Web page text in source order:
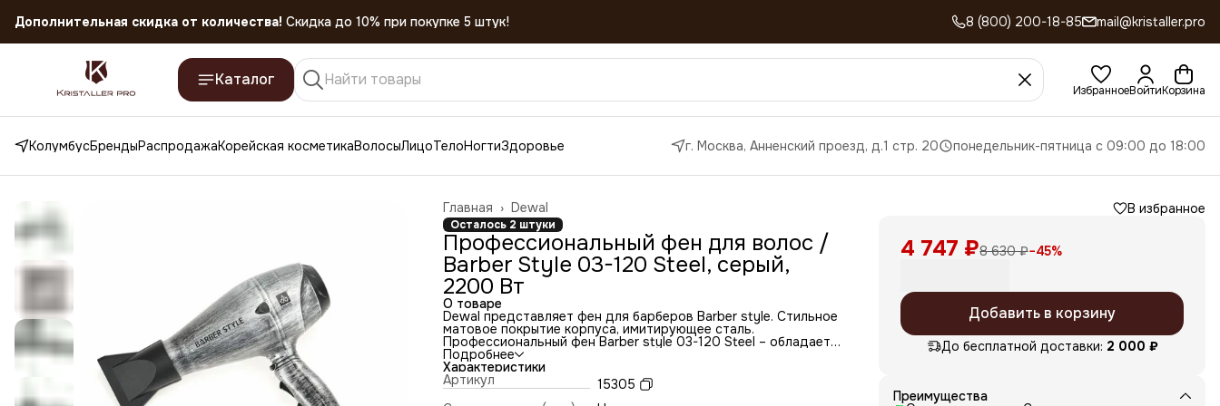
Скидка 45% на все товары до 31.07.2026
8 (800) 200-18-85 mail@kristaller.pro
Каталог
ИзбранноеВойтиКорзина
КолумбусБрендыРаспродажаКорейская косметикаВолосыЛицоТелоНогтиЗдоровье г. Москва, Анненский проезд, д.1 стр. 20 понедельник-пятница с 09:00 до 18:00
Dewal
Главная ›
Осталось 2 штуки
Профессиональный фен для волос /
Barber Style 03-120 Steel, серый,
2200 Вт
О товаре
Dewal представляет фен для барберов Barber style. Стильное
матовое покрытие корпуса, имитирующее сталь.
Профессиональный фен Barber style 03-120 Steel – обладает
маневренностью и большой мощностью, поэтому идеально
подходит для работы в салоне. Благодаря универсальному
размеру фен подходит как для женской, так и для мужской
руки. Ручка фена немного отклонена назад, что улучшает
Подробнее
Характеристики
Артикул
15305
В избранное
4 747 ₽8 630 ₽−45%
Добавить в корзину
До бесплатной доставки: 2 000 ₽
Преимущества